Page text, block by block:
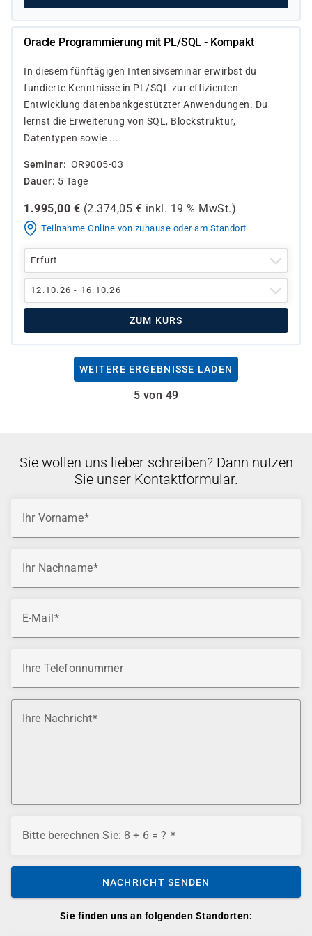
Oracle Programmierung mit PL/SQL - Kompakt
In diesem fünftägigen Intensivseminar erwirbst du
fundierte Kenntnisse in PL/SQL zur effizienten
Entwicklung datenbankgestützter Anwendungen. Du
lernst die Erweiterung von SQL, Blockstruktur,
Datentypen sowie ...
Seminar
OR9005-03
Dauer
5 Tage
1.995,00 € (2.374,05 € inkl. 19 % MwSt.)
Teilnahme Online von zuhause oder am Standort
Erfurt
12.10.26 - 16.10.26
ZUM KURS
WEITERE ERGEBNISSE LADEN
5 von 49
Sie finden uns an folgenden Standorten:
Sie wollen uns lieber schreiben? Dann nutzen
Sie unser Kontaktformular.
Ihr Vorname
Ihr Nachname
E-Mail
Ihre Telefonnummer
Ihre Nachricht
Bitte berechnen Sie: 8 + 6 = ?
NACHRICHT SENDEN